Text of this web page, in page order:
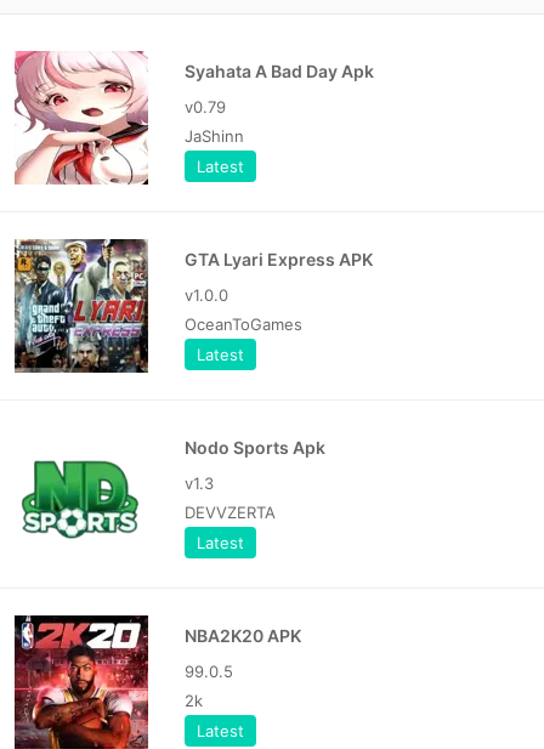
Syahata A Bad Day Apk
v0.79
JaShinn
Latest
GTA Lyari Express APK
v1.0.0
OceanToGames
Latest
Nodo Sports Apk
v1.3
DEVVZERTA
Latest
NBA2K20 APK
99.0.5
2k
Latest